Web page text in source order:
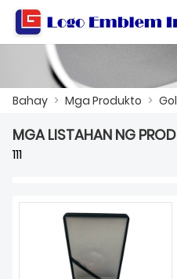
BAHAY
WORKSHOP
TUNGKOL SA ATIN
العربية
Bahay > Mga Produkto >
MGA LISTAHAN NG
111